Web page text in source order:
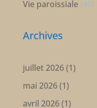
Vie paroissiale(40)
Archives
juillet 2026(1)
mai 2026(1)
avril 2026(1)